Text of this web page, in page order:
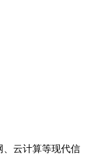
、云计算等现代信